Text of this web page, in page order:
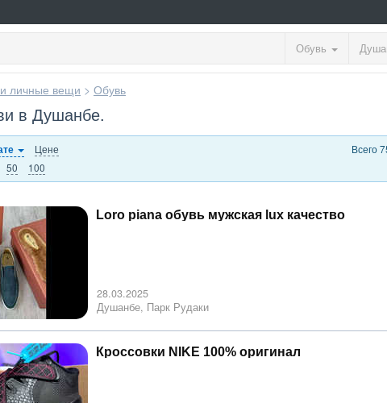
Обувь
личные вещи > Обувь
в Душанбе.
Цене
50
100
Всего
Loro piana обувь мужская lux качество
28.03.2025
Душанбе, Парк Рудаки
Кроссовки NIKE 100% оригинал